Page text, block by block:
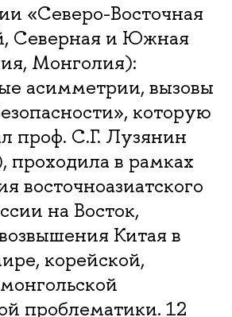
«Северо-Восточная
Северная и Южная
Монголия):
асимметрии, вызовы
которую
проф. С.Г. Лузянин
в рамках
восточноазиатского
на Восток,
Китая в
корейской,
проблематики. 12